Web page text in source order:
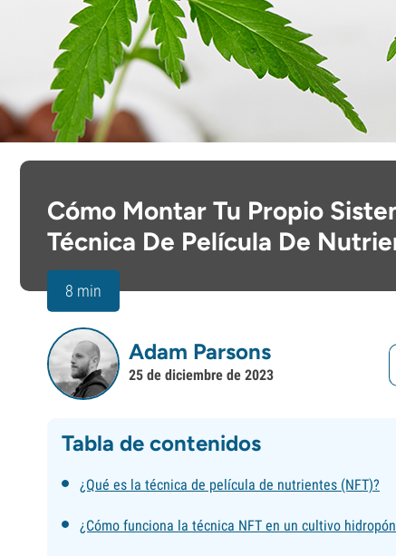
Cómo Montar Tu Propio
Técnica De Película De
8 min
Adam Parsons
25 de diciembre de 2023
Tabla de contenidos
¿Qué es la técnica de película de nutrientes (NFT)?
¿Cómo funciona la técnica NFT en un cultivo